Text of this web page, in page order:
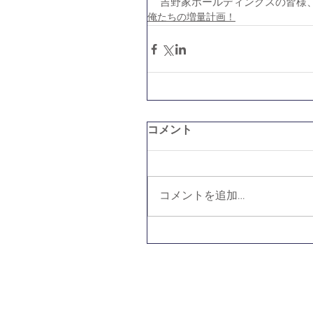
吉野家ホールディングスの皆様
俺たちの増量計画！
コメント
コメントを追加…